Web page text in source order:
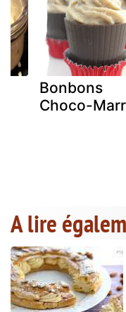
Bonbons
Choco-
A lire